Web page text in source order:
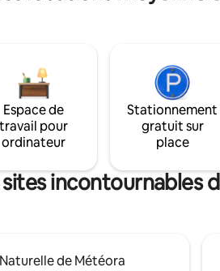
Espace de
travail pour
ordinateur
Stationnement
gratuit sur
place
incontournables
de Météora